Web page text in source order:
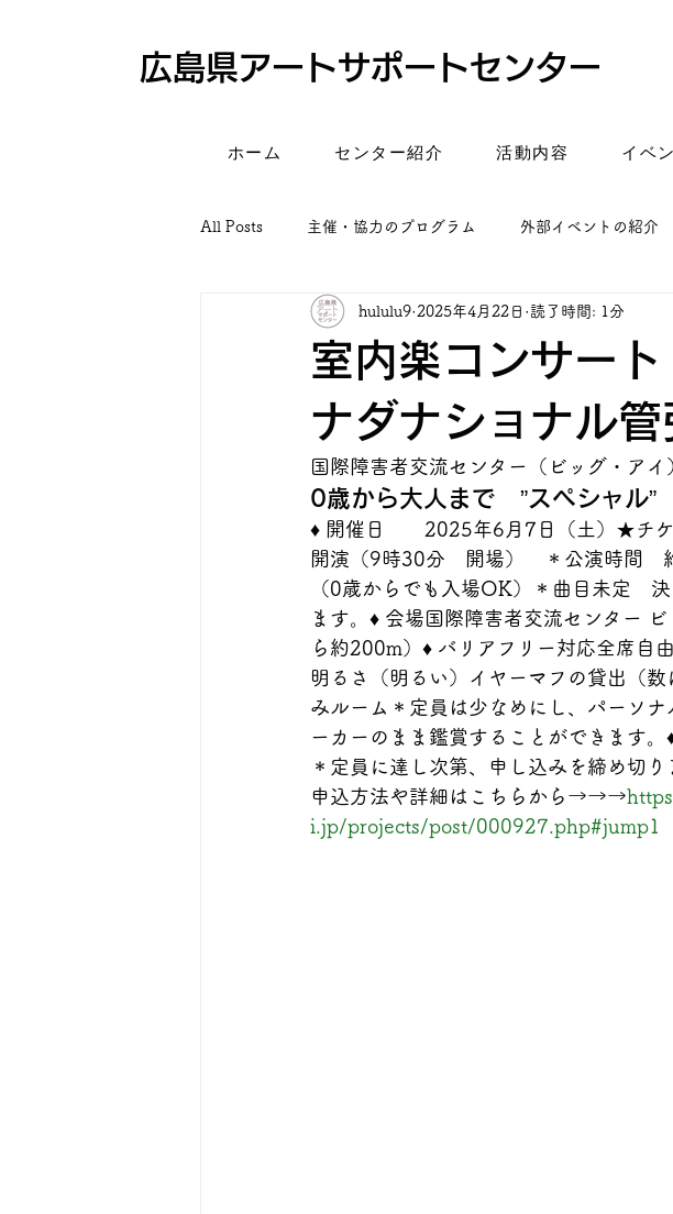
​広島県アートサポートセンター
ホーム センター紹介 活動内容 イベ
All Posts 主催・協力のプログラム 外部イベントの紹介
室内楽コンサー
ナダナショナル管
hululu9 2025年4月22日 読了時間: 1分
国際障害者交流センター（ビッグ・ア
0歳から大人まで　”スペシャル
♦︎ 開催日　　2025年6月7日（土）★チ
開演（9時30分　開場）　＊公演時間　
（0歳からでも入場OK）＊曲目未定　
ます。♦︎ 会場国際障害者交流センター
ら約200m）♦︎ バリアフリー対応全席自
明るさ（明るい）イヤーマフの貸出（
みルーム＊定員は少なめにし、パーソ
ーカーのまま鑑賞することができます
＊定員に達し次第、申し込みを締め切り
申込方法や詳細はこちらから→→→
i.jp/projects/post/000927.php#jump1